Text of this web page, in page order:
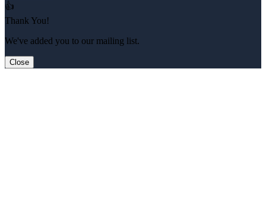
👍
Thank You!
We've added you to our mailing list.
Close